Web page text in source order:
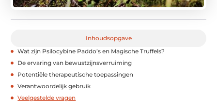
Inhoudsopgave
Wat zijn Psilocybine Paddo’s en Magische Truffels?
De ervaring van bewustzijnsverruiming
Potentiële therapeutische toepassingen
Verantwoordelijk gebruik
Veelgestelde vragen